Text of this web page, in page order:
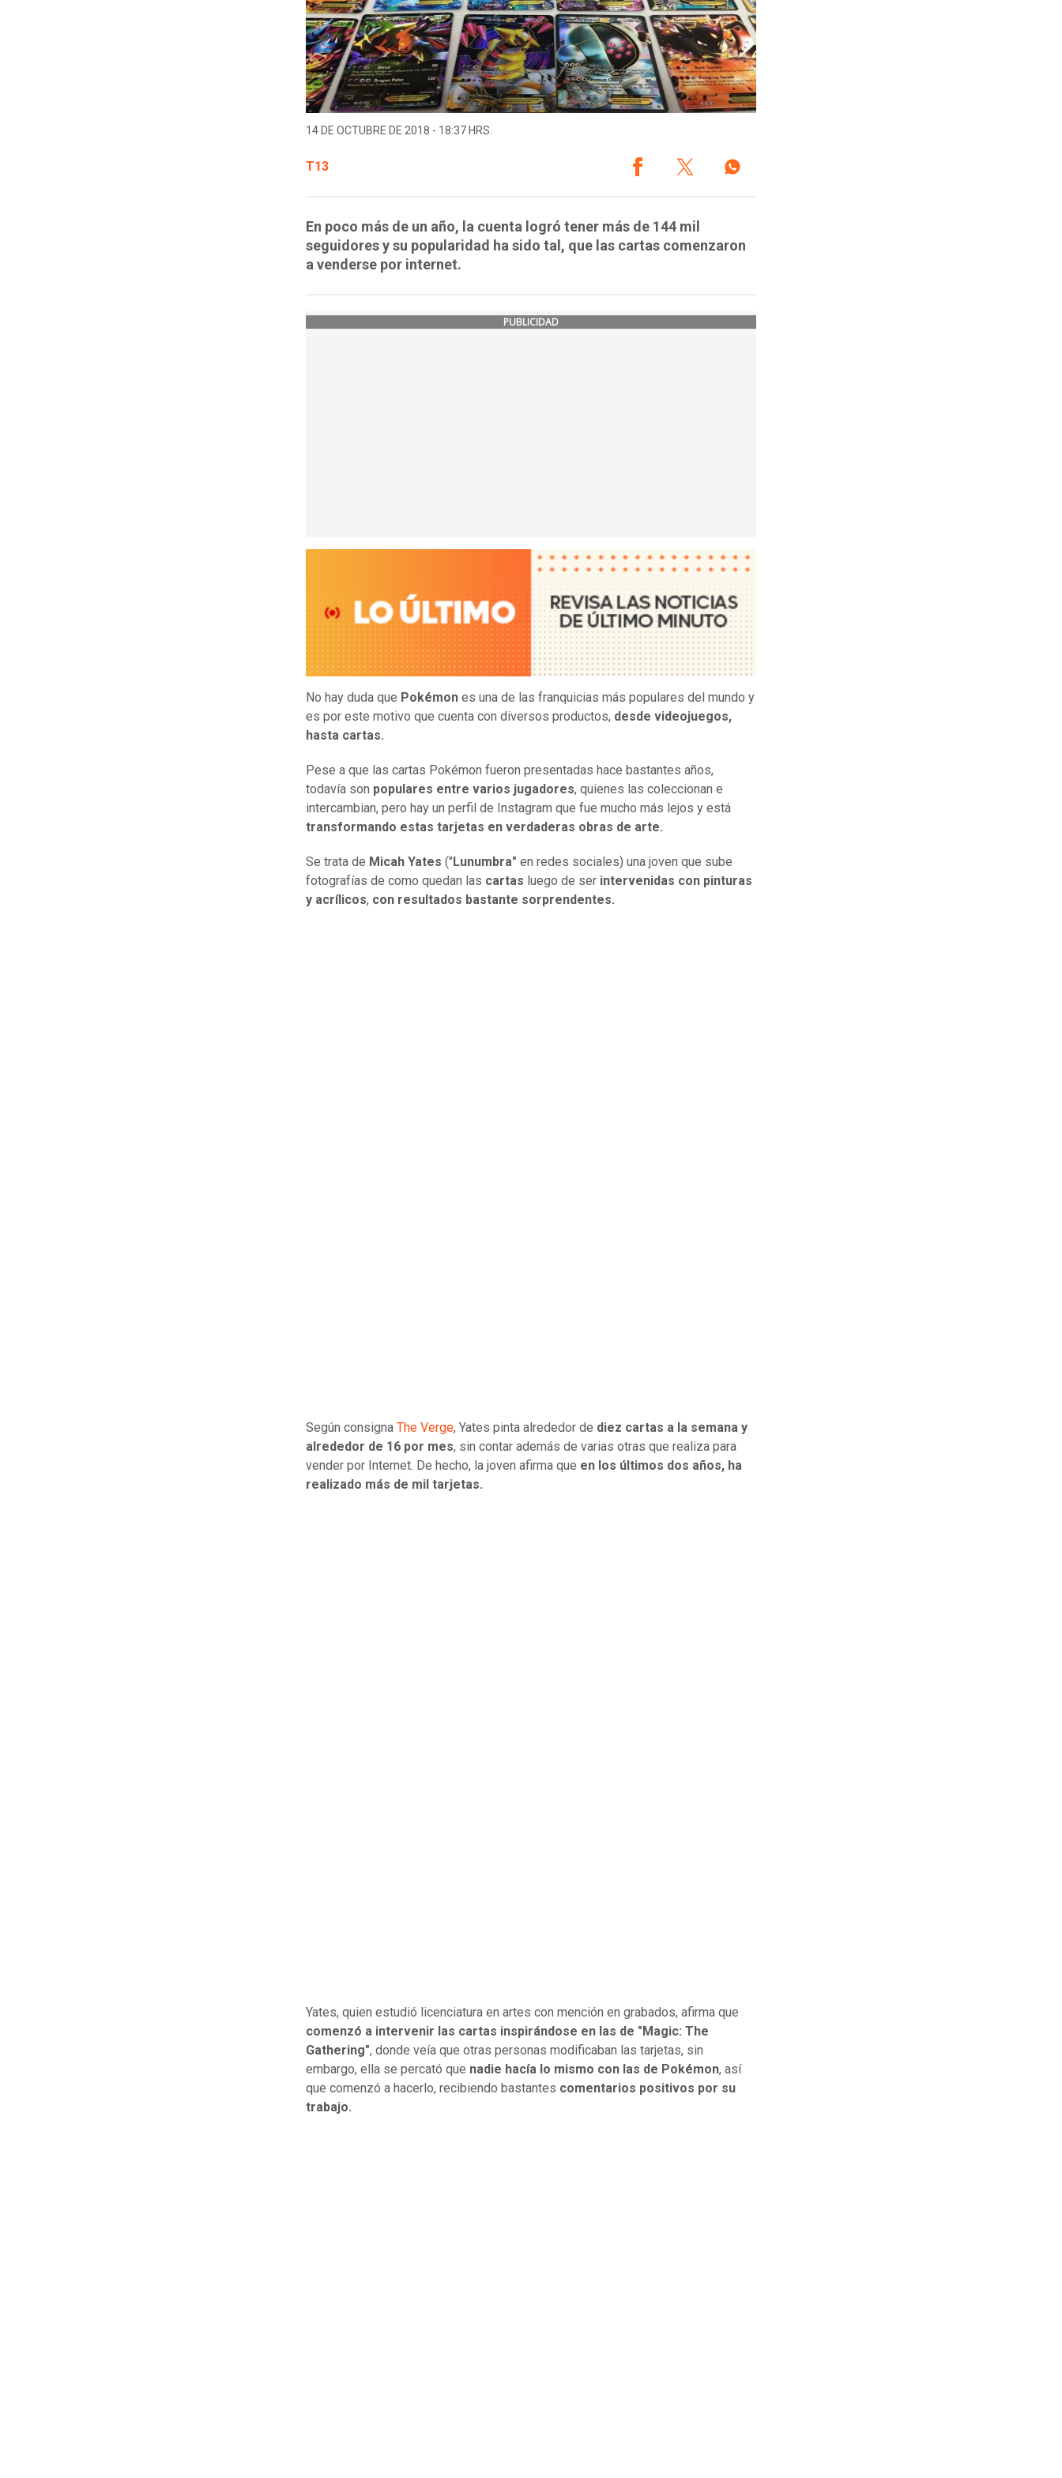
14 DE OCTUBRE DE 2018 - 18:37 HRS.
T13
En poco más de un año, la cuenta logró tener más de 144 mil
seguidores y su popularidad ha sido tal, que las cartas comenzaron
a venderse por internet.
PUBLICIDAD
No hay duda que Pokémon es una de las franquicias más populares del mundo y
es por este motivo que cuenta con diversos productos, desde videojuegos,
hasta cartas.
Pese a que las cartas Pokémon fueron presentadas hace bastantes años,
todavía son populares entre varios jugadores, quienes las coleccionan e
intercambian, pero hay un perfil de Instagram que fue mucho más lejos y está
transformando estas tarjetas en verdaderas obras de arte.
Se trata de Micah Yates (" Lunumbra" en redes sociales) una joven que sube
fotografías de como quedan las cartas luego de ser intervenidas con pinturas
y acrílicos, con resultados bastante sorprendentes.
Según consigna The Verge, Yates pinta alrededor de diez cartas a la semana y
alrededor de 16 por mes, sin contar además de varias otras que realiza para
vender por Internet. De hecho, la joven afirma que en los últimos dos años, ha
realizado más de mil tarjetas.
Yates, quien estudió licenciatura en artes con mención en grabados, afirma que
comenzó a intervenir las cartas inspirándose en las de "Magic: The
Gathering", donde veía que otras personas modificaban las tarjetas, sin
embargo, ella se percató que nadie hacía lo mismo con las de Pokémon, así
que comenzó a hacerlo, recibiendo bastantes comentarios positivos por su
trabajo.